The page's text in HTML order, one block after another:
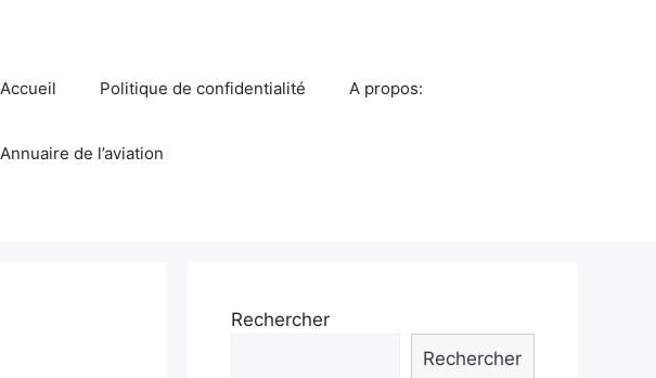
Accueil Politique de confidentialité A propos:
Annuaire de l’aviation
Rechercher
Rechercher